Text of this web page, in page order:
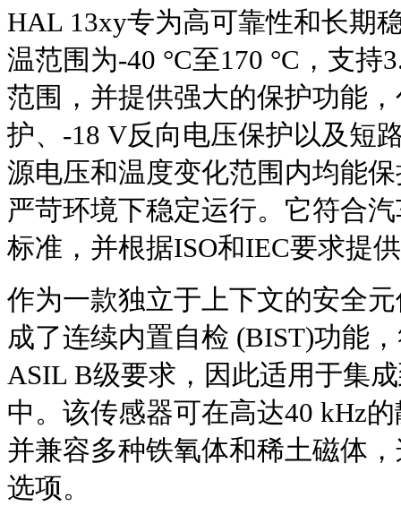
HAL 13xy专为高可靠性和长期
温范围为-40 °C至170 °C，支
范围，并提供强大的保护功能
护、-18 V反向电压保护以及短
源电压和温度变化范围内均能
严苛环境下稳定运行。它符合
标准，并根据ISO和IEC要求提
作为一款独立于上下文的安全
成了连续内置自检 (BIST)功能
ASIL B级要求，因此适用于集
中。该传感器可在高达40 kHz
并兼容多种铁氧体和稀土磁体
选项。